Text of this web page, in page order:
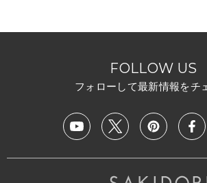
FOLLOW US
フォローして最新情報をチ